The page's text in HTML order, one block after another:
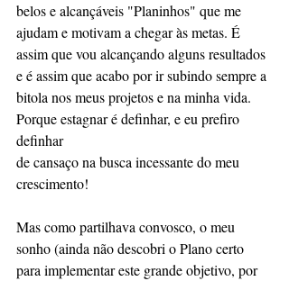
belos e alcançáveis "Planinhos" que me
ajudam e motivam a chegar às metas. É
assim que vou alcançando alguns resultados
e é assim que acabo por ir subindo sempre a
bitola nos meus projetos e na minha vida.
Porque estagnar é definhar, e eu prefiro
definhar
de cansaço na busca incessante do meu
crescimento!
Mas como partilhava convosco, o meu
sonho (ainda não descobri o Plano certo
para implementar este grande objetivo, por